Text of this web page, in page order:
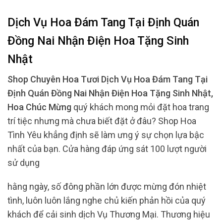
Dịch Vụ Hoa Đám Tang Tại Định Quán
Đồng Nai Nhận Điện Hoa Tặng Sinh
Nhật
Shop Chuyên Hoa Tươi Dịch Vụ Hoa Đám Tang Tại
Định Quán Đồng Nai Nhận Điện Hoa Tặng Sinh Nhật,
Hoa Chúc Mừng quý khách mong mỏi đặt hoa trang
trí tiệc nhưng mà chưa biết đặt ở đâu? Shop Hoa
Tình Yêu khẳng định sẽ làm ưng ý sự chọn lựa bậc
nhất của bạn. Cửa hàng đáp ứng sát 100 lượt người
sử dụng
hằng ngày, số đông phần lớn được mừng đón nhiệt
tình, luôn luôn lắng nghe chủ kiến ​​phản hồi của quý
khách để cải sinh dịch Vụ Thương Mại. Thương hiệu